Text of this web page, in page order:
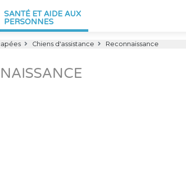
SANTÉ ET AIDE AUX
PERSONNES
Chiens d'assistance Reconnaissance